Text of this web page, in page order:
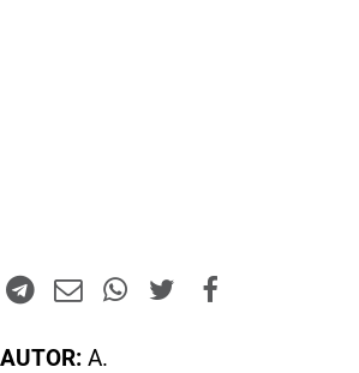
AUTOR: A.